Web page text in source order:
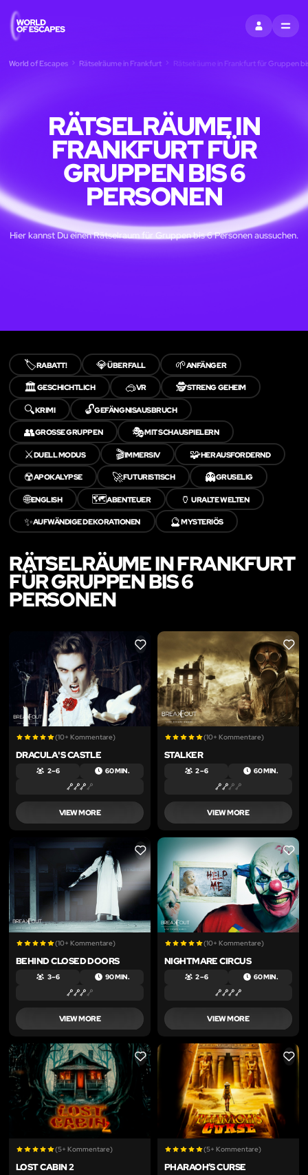
EINTRAGEN
MENU
World of Escapes Rätselräume in Frankfurt Rätselräume in Frankfurt für Gruppen
RÄTSELRÄUME IN
FRANKFURT FÜR
GRUPPEN BIS 6
PERSONEN
Hier kannst Du einen Rätselraum für Gruppen bis 6 Personen aussuchen.
🏷️RABATT! 💎ÜBERFALL 🌱ANFÄNGER
🏛️GESCHICHTLICH 🥽VR 🕵️STRENG GEHEIM
🔍KRIMI 🔓GEFÄNGNISAUSBRUCH
👥GROSSE GRUPPEN 🎭MIT SCHAUSPIELERN
⚔️DUELL MODUS 🎬IMMERSIV 🧩HERAUSFORDERND
☢️APOKALYPSE 🚀FUTURISTISCH 👻GRUSELIG
🌐ENGLISH 🗺️ABENTEUER 🏺URALTE WELTEN
✨AUFWÄNDIGE DEKORATIONEN 🔮MYSTERIÖS
RÄTSELRÄUME IN FRANKFURT
FÜR GRUPPEN BIS 6
PERSONEN
LIKE
(10+ Kommentare)
DRACULA'S CASTLE
2 – 6 60 MIN.
VIEW MORE
LIKE
(10+ Kommentare)
STALKER
2 – 6 60 MIN.
VIEW MORE
LIKE
(10+ Kommentare)
BEHIND CLOSED DOORS
3 – 6 90 MIN.
VIEW MORE
LIKE
(10+ Kommentare)
NIGHTMARE CIRCUS
2 – 6 60 MIN.
VIEW MORE
LIKE
(5+ Kommentare)
LOST CABIN 2
LIKE
(5+ Kommentare)
PHARAOH’S CURSE